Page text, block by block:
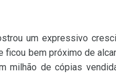
um expressivo
bem próximo de
milhão de cópias